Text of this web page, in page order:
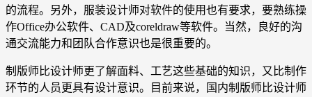
的流程。另外，服装设计师对软件的使用也有要求，要熟练操
作Office办公软件、CAD及coreldraw等软件。当然，良好的沟
通交流能力和团队合作意识也是很重要的。
制版师比设计师更了解面料、工艺这些基础的知识，又比制作
环节的人员更具有设计意识。目前来说，国内制版师比设计师